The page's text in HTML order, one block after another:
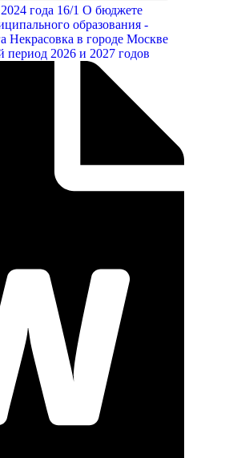
года 16/1 О бюджете
образования -
Некрасовка в городе Москве
период 2026 и 2027 годов